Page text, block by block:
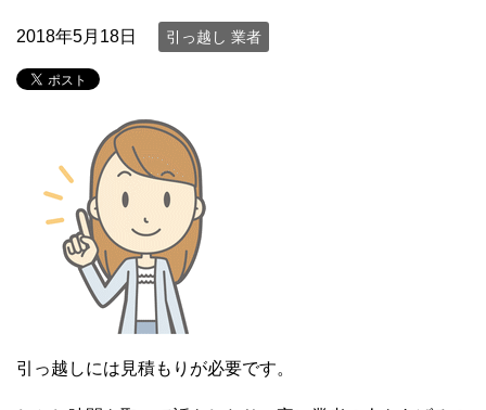
2018年5月18日 引っ越し 業者
引っ越しには見積もりが必要です。